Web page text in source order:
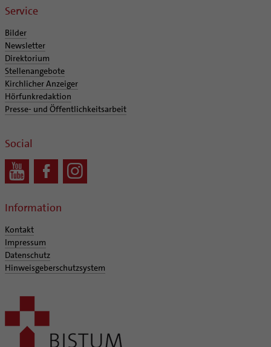
Service
Bilder
Newsletter
Direktorium
Stellenangebote
Kirchlicher Anzeiger
Hörfunkredaktion
Presse- und Öffentlichkeitsarbeit
Social
Information
Kontakt
Impressum
Datenschutz
Hinweisgeberschutzsystem